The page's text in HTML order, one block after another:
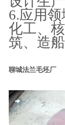
6.应用领
化工、
筑、造
聊城法兰毛坯厂